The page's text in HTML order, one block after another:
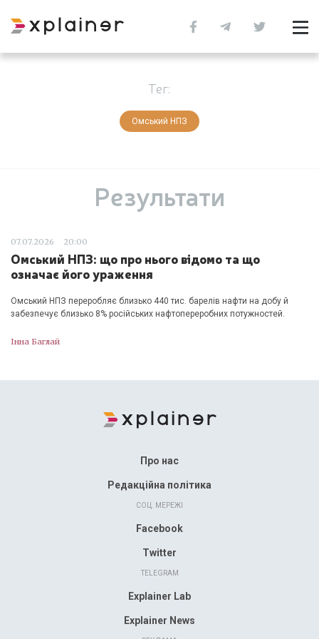
Тег:
Омський НПЗ
Результати
07.07.2026 20:00
Омський НПЗ: що про нього відомо та що
означає його ураження
Омський НПЗ переробляє близько 440 тис. барелів нафти на добу й
забезпечує близько 8% російських нафтопереробних потужностей.
Інна Баглай
Про нас
Редакційна політика
СОЦ. МЕРЕЖІ
Facebook
Twitter
TELEGRAM
Explainer Lab
Explainer News